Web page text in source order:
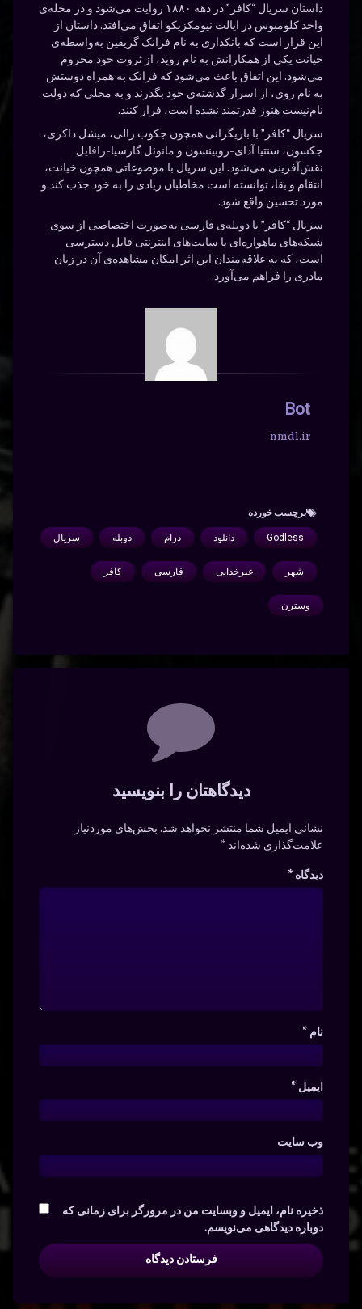
داستان سریال “کافر” در دهه ۱۸۸۰ روایت می‌شود و در محله‌ی
واحد کلومبوس در ایالت نیومکزیکو اتفاق می‌افتد. داستان از
این قرار است که بانکداری به نام فرانک گریفین به‌واسطه‌ی
خیانت یکی از همکارانش به نام روید، از ثروت خود محروم
می‌شود. این اتفاق باعث می‌شود که فرانک به همراه دوستش
به نام روی، از اسرار گذشته‌ی خود بگذرند و به محلی که دولت
نام‌نیست هنوز قدرتمند نشده است، فرار کنند.
سریال “کافر” با بازیگرانی همچون جکوب رالی، میشل داکری،
جکسون، سنتیا آدای-روبینسون و مانوئل گارسیا-رافایل
نقش‌آفرینی می‌شود. این سریال با موضوعاتی همچون خیانت،
انتقام و بقا، توانسته است مخاطبان زیادی را به خود جذب کند و
مورد تحسین واقع شود.
سریال “کافر” با دوبله‌ی فارسی به‌صورت اختصاصی از سوی
شبکه‌های ماهواره‌ای یا سایت‌های اینترنتی قابل دسترسی
است، که به علاقه‌مندان این اثر امکان مشاهده‌ی آن در زبان
مادری را فراهم می‌آورد.
Bot
nmdl.ir
برچسب‌ خورده
Godless دانلود درام دوبله سریال
شهر غیرخدایی فارسی کافر
وسترن
دیدگاهتان را بنویسید
نشانی ایمیل شما منتشر نخواهد شد. بخش‌های موردنیاز
علامت‌گذاری شده‌اند*
دیدگاه *
نام *
ایمیل *
وب‌ سایت
ذخیره نام، ایمیل و وبسایت من در مرورگر برای زمانی که
دوباره دیدگاهی می‌نویسم.